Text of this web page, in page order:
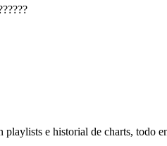
playlists e historial de charts, todo